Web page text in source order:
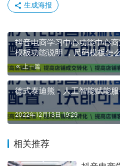
生成海报
抖音电商学习中心功能中心
模板功能说明 ，尺码模板怎
上一篇
德式泰迪熊：人工智能赋能
2022年12月13日 19:29
相关推荐